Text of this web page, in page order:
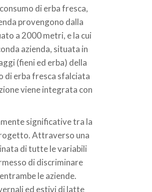
di erba fresca,
provengono dalla
a 2000 metri, e la cui
azienda, situata in
(fieni ed erba) della
di erba fresca sfalciata
viene integrata con
significative tra la
Attraverso una
di tutte le variabili
di discriminare
le aziende.
ed estivi di latte